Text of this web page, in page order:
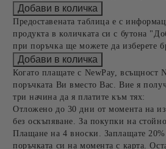
Предоставената таблица е с
продукта в количката си с бутона
при поръчка ще можете да изберете
Когато плащате с NewPay, всъщност
поръчката Ви вместо Вас. Вие я
три начина да я платите към тях:
Отложено до 30 дни от момента на
без оскъпяване. За покупки на
Плащане на 4 вноски. Заплащате 20%
поръчката си на момента с карта.